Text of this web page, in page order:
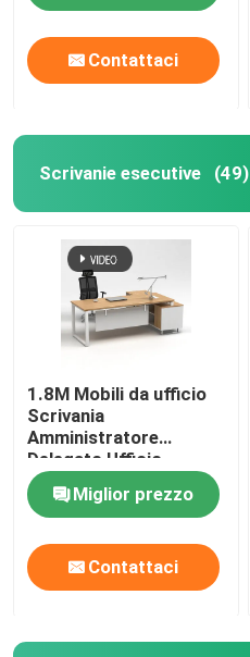
Contattaci
Scrivanie esecutive (49)
1.8M Mobili da ufficio
Scrivania
Amministratore
Delegato Ufficio
Amministratore Ufficio
Tavolo Con Gabinetto
Miglior prezzo
Contattaci